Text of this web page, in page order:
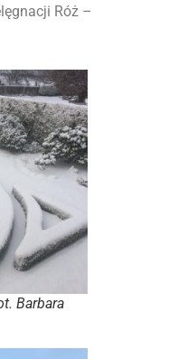
Róż –
Barbara